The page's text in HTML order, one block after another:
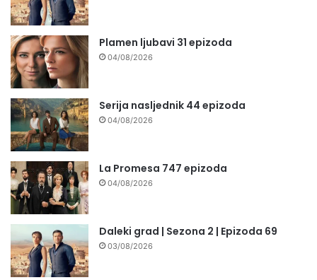
Plamen ljubavi 31 epizoda
04/08/2026
Serija nasljednik 44 epizoda
04/08/2026
La Promesa 747 epizoda
04/08/2026
Daleki grad | Sezona 2 | Epizoda 69
03/08/2026